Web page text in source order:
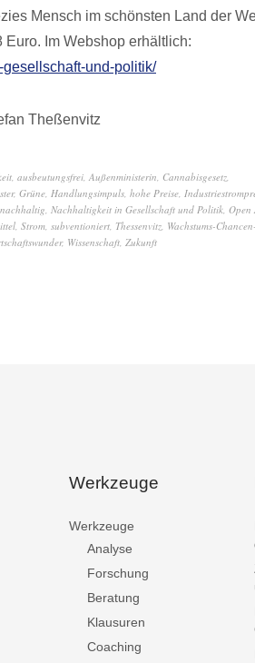
Mensch im schönsten Land der
Im Webshop erhältlich:
und-politik/
Theßenvitz
, ausbeutungsfrei, Außenministerin, Cannabisgesetz,
, Grüne, Handlungsimpuls, hohe Preise,
nachhaltig, Nachhaltigkeit in Gesellschaft und Politik, Open
, Strom, subventioniert, Thessenvitz, Wachstums-Chancen-
, Wissenschaft, Zukunft
Werkzeuge
Werkzeuge
Analyse
Forschung
Beratung
Klausuren
Coaching